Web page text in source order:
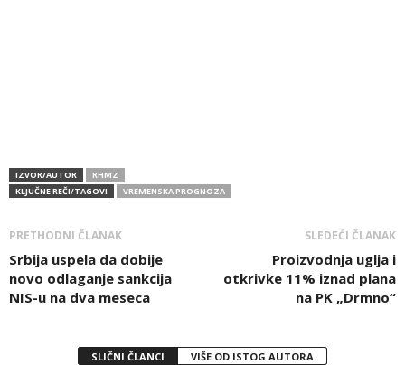
IZVOR/AUTOR
RHMZ
KLJUČNE REČI/TAGOVI
VREMENSKA PROGNOZA
PRETHODNI ČLANAK
Srbija uspela da dobije
novo odlaganje sankcija
NIS-u na dva meseca
SLEDEĆI ČLANAK
Proizvodnja uglja i
otkrivke 11% iznad plana
na PK „Drmno“
SLIČNI ČLANCI VIŠE OD ISTOG AUTORA